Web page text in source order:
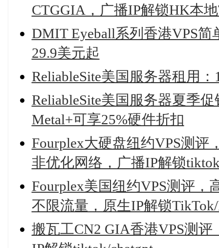
CTGGIA，广播IP解锁HK本
DMIT Eyeball系列香港VPS
29.9美元起
ReliableSite美国服务器租用
ReliableSite美国服务器夏季
Metal+可享25%硬件折扣
Fourplex大硬盘纽约VPS测评
非优化网络，广播IP解锁
Fourplex美国纽约VPS测评，
不限流量，原生IP解锁
搬瓦工CN2 GIA香港VPS测